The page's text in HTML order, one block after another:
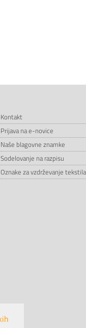
Kontakt
Prijava na e-novice
Naše blagovne znamke
Sodelovanje na razpisu
Oznake za vzdrževanje tekstila